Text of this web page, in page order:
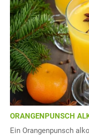
ORANGENPUNSCH
Ein Orangenpunsch